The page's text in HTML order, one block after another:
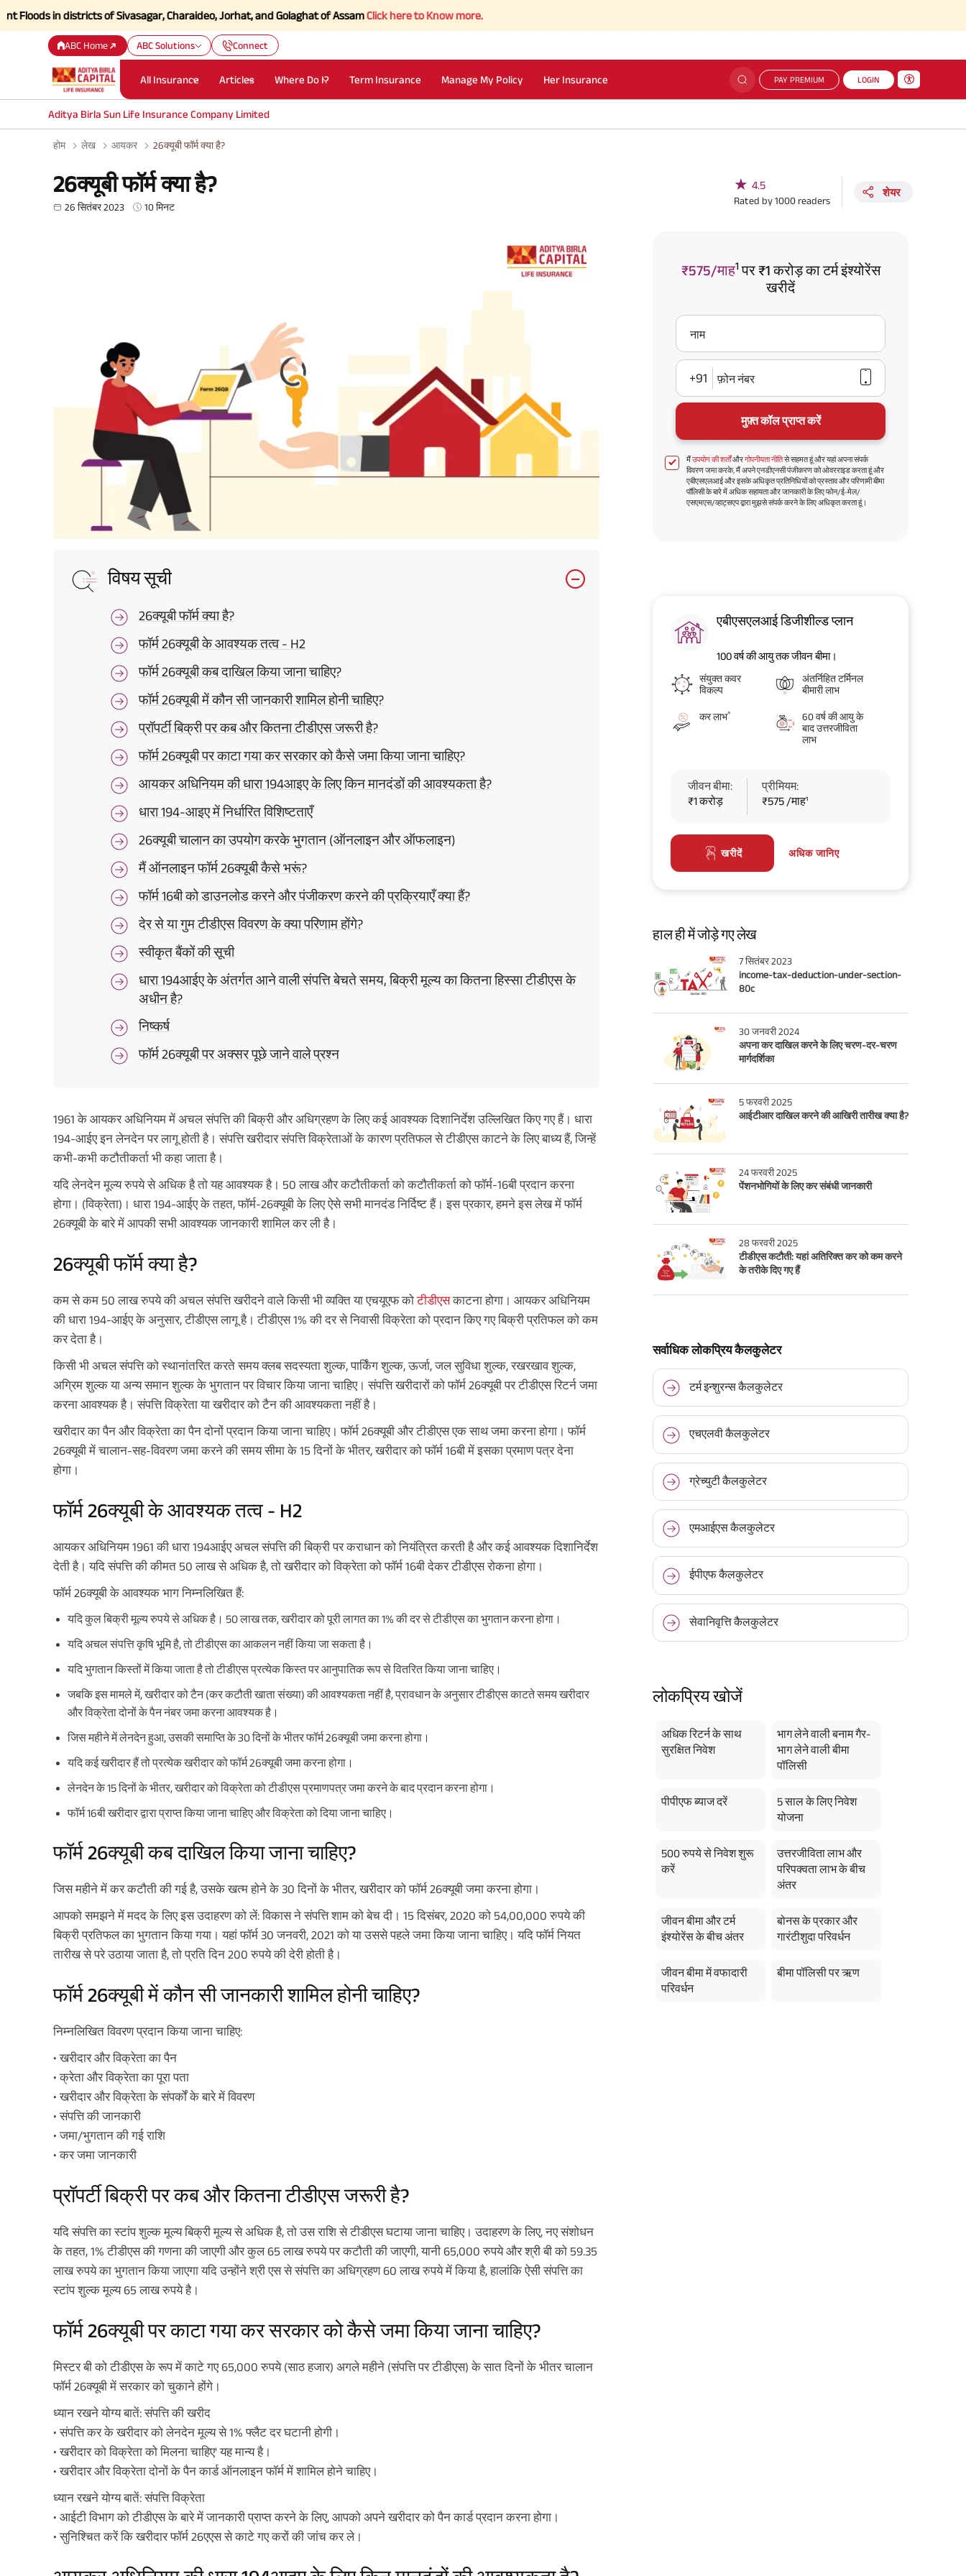
districts of Sivasagar, Charaideo, Jorhat, and Golaghat of AssamClick here to Know more.
ABC Home ABC Solutions Connect
All Insurance Articles Where Do I? Term Insurance Manage My Policy Her Insurance PAY PREMIUM LOGIN
Aditya Birla Sun Life Insurance Company Limited
होम लेख आयकर 26क्यूबी फॉर्म क्या है?
26क्यूबी फॉर्म क्या है?
26 सितंबर 2023 10 मिनट
★ 4.5
Rated by1000 readers
शेयर
विषय सूची
26क्यूबी फॉर्म क्या है?
फॉर्म 26क्यूबी के आवश्यक तत्व - H2
फॉर्म 26क्यूबी कब दाखिल किया जाना चाहिए?
फॉर्म 26क्यूबी में कौन सी जानकारी शामिल होनी चाहिए?
प्रॉपर्टी बिक्री पर कब और कितना टीडीएस जरूरी है?
फॉर्म 26क्यूबी पर काटा गया कर सरकार को कैसे जमा किया जाना चाहिए?
आयकर अधिनियम की धारा 194आइए के लिए किन मानदंडों की आवश्यकता है?
धारा 194-आइए में निर्धारित विशिष्टताएँ
26क्यूबी चालान का उपयोग करके भुगतान (ऑनलाइन और ऑफलाइन)
मैं ऑनलाइन फॉर्म 26क्यूबी कैसे भरूं?
फॉर्म 16बी को डाउनलोड करने और पंजीकरण करने की प्रक्रियाएँ क्या हैं?
देर से या गुम टीडीएस विवरण के क्या परिणाम होंगे?
स्वीकृत बैंकों की सूची
धारा 194आईए के अंतर्गत आने वाली संपत्ति बेचते समय, बिक्री मूल्य का कितना हिस्सा टीडीएस के
अधीन है?
निष्कर्ष
फॉर्म 26क्यूबी पर अक्सर पूछे जाने वाले प्रश्न
1961 के आयकर अधिनियम में अचल संपत्ति की बिक्री और अधिग्रहण के लिए कई आवश्यक दिशानिर्देश उल्लिखित किए गए हैं। धारा
194-आईए इन लेनदेन पर लागू होती है। संपत्ति खरीदार संपत्ति विक्रेताओं के कारण प्रतिफल से टीडीएस काटने के लिए बाध्य हैं, जिन्हें
कभी-कभी कटौतीकर्ता भी कहा जाता है।
यदि लेनदेन मूल्य रुपये से अधिक है तो यह आवश्यक है। 50 लाख और कटौतीकर्ता को कटौतीकर्ता को फॉर्म-16बी प्रदान करना
होगा। (विक्रेता)। धारा 194-आईए के तहत, फॉर्म-26क्यूबी के लिए ऐसे सभी मानदंड निर्दिष्ट हैं। इस प्रकार, हमने इस लेख में फॉर्म
26क्यूबी के बारे में आपकी सभी आवश्यक जानकारी शामिल कर ली है।
26क्यूबी फॉर्म क्या है?
कम से कम 50 लाख रुपये की अचल संपत्ति खरीदने वाले किसी भी व्यक्ति या एचयूएफ कोटीडीएसकाटना होगा। आयकर अधिनियम
की धारा 194-आईए के अनुसार, टीडीएस लागू है। टीडीएस 1% की दर से निवासी विक्रेता को प्रदान किए गए बिक्री प्रतिफल को कम
कर देता है।
किसी भी अचल संपत्ति को स्थानांतरित करते समय क्लब सदस्यता शुल्क, पार्किंग शुल्क, ऊर्जा, जल सुविधा शुल्क, रखरखाव शुल्क,
अग्रिम शुल्क या अन्य समान शुल्क के भुगतान पर विचार किया जाना चाहिए। संपत्ति खरीदारों को फॉर्म 26क्यूबी पर टीडीएस रिटर्न जमा
करना आवश्यक है। संपत्ति विक्रेता या खरीदार को टैन की आवश्यकता नहीं है।
खरीदार का पैन और विक्रेता का पैन दोनों प्रदान किया जाना चाहिए। फॉर्म 26क्यूबी और टीडीएस एक साथ जमा करना होगा। फॉर्म
26क्यूबी में चालान-सह-विवरण जमा करने की समय सीमा के 15 दिनों के भीतर, खरीदार को फॉर्म 16बी में इसका प्रमाण पत्र देना
होगा।
फॉर्म 26क्यूबी के आवश्यक तत्व - H2
आयकर अधिनियम 1961 की धारा 194आईए अचल संपत्ति की बिक्री पर कराधान को नियंत्रित करती है और कई आवश्यक दिशानिर्देश
देती है। यदि संपत्ति की कीमत 50 लाख से अधिक है, तो खरीदार को विक्रेता को फॉर्म 16बी देकर टीडीएस रोकना होगा।
फॉर्म 26क्यूबी के आवश्यक भाग निम्नलिखित हैं:
यदि कुल बिक्री मूल्य रुपये से अधिक है। 50 लाख तक, खरीदार को पूरी लागत का 1% की दर से टीडीएस का भुगतान करना होगा।
यदि अचल संपत्ति कृषि भूमि है, तो टीडीएस का आकलन नहीं किया जा सकता है।
यदि भुगतान किस्तों में किया जाता है तो टीडीएस प्रत्येक किस्त पर आनुपातिक रूप से वितरित किया जाना चाहिए।
जबकि इस मामले में, खरीदार को टैन (कर कटौती खाता संख्या) की आवश्यकता नहीं है, प्रावधान के अनुसार टीडीएस काटते समय खरीदार
और विक्रेता दोनों के पैन नंबर जमा करना आवश्यक है।
जिस महीने में लेनदेन हुआ, उसकी समाप्ति के 30 दिनों के भीतर फॉर्म 26क्यूबी जमा करना होगा।
यदि कई खरीदार हैं तो प्रत्येक खरीदार को फॉर्म 26क्यूबी जमा करना होगा।
लेनदेन के 15 दिनों के भीतर, खरीदार को विक्रेता को टीडीएस प्रमाणपत्र जमा करने के बाद प्रदान करना होगा।
फॉर्म 16बी खरीदार द्वारा प्राप्त किया जाना चाहिए और विक्रेता को दिया जाना चाहिए।
फॉर्म 26क्यूबी कब दाखिल किया जाना चाहिए?
जिस महीने में कर कटौती की गई है, उसके खत्म होने के 30 दिनों के भीतर, खरीदार को फॉर्म 26क्यूबी जमा करना होगा।
आपको समझने में मदद के लिए इस उदाहरण को लें: विकास ने संपत्ति शाम को बेच दी। 15 दिसंबर, 2020 को 54,00,000 रुपये की
बिक्री प्रतिफल का भुगतान किया गया। यहां फॉर्म 30 जनवरी, 2021 को या उससे पहले जमा किया जाना चाहिए। यदि फॉर्म नियत
तारीख से परे उठाया जाता है, तो प्रति दिन 200 रुपये की देरी होती है।
फॉर्म 26क्यूबी में कौन सी जानकारी शामिल होनी चाहिए?
निम्नलिखित विवरण प्रदान किया जाना चाहिए:
• खरीदार और विक्रेता का पैन
• क्रेता और विक्रेता का पूरा पता
• खरीदार और विक्रेता के संपर्कों के बारे में विवरण
• संपत्ति की जानकारी
• जमा/भुगतान की गई राशि
• कर जमा जानकारी
प्रॉपर्टी बिक्री पर कब और कितना टीडीएस जरूरी है?
यदि संपत्ति का स्टांप शुल्क मूल्य बिक्री मूल्य से अधिक है, तो उस राशि से टीडीएस घटाया जाना चाहिए। उदाहरण के लिए, नए संशोधन
के तहत, 1% टीडीएस की गणना की जाएगी और कुल 65 लाख रुपये पर कटौती की जाएगी, यानी 65,000 रुपये और श्री बी को 59.35
लाख रुपये का भुगतान किया जाएगा यदि उन्होंने श्री एस से संपत्ति का अधिग्रहण 60 लाख रुपये में किया है, हालांकि ऐसी संपत्ति का
स्टांप शुल्क मूल्य 65 लाख रुपये है।
फॉर्म 26क्यूबी पर काटा गया कर सरकार को कैसे जमा किया जाना चाहिए?
मिस्टर बी को टीडीएस के रूप में काटे गए 65,000 रुपये (साठ हजार) अगले महीने (संपत्ति पर टीडीएस) के सात दिनों के भीतर चालान
फॉर्म 26क्यूबी में सरकार को चुकाने होंगे।
ध्यान रखने योग्य बातें: संपत्ति की खरीद
• संपत्ति कर के खरीदार को लेनदेन मूल्य से 1% फ्लैट दर घटानी होगी।
• खरीदार को विक्रेता को मिलना चाहिए' यह मान्य है।
• खरीदार और विक्रेता दोनों के पैन कार्ड ऑनलाइन फॉर्म में शामिल होने चाहिए।
ध्यान रखने योग्य बातें: संपत्ति विक्रेता
• आईटी विभाग को टीडीएस के बारे में जानकारी प्राप्त करने के लिए, आपको अपने खरीदार को पैन कार्ड प्रदान करना होगा।
• सुनिश्चित करें कि खरीदार फॉर्म 26एएस से काटे गए करों की जांच कर ले।
₹575/माह1 पर ₹1 करोड़ का टर्म इंश्योरेंस
खरीदें
नाम
+91 फ़ोन नंबर
मुफ़्त कॉल प्राप्त करें
मैंउपयोग की शर्तोंऔरगोपनीयता नीतिसे सहमत हूं और यहां अपना संपर्क
विवरण जमा करके, मैं अपने एनडीएनसी पंजीकरण को ओवरराइड करता हूं और
एबीएसएलआई और इसके अधिकृत प्रतिनिधियों को प्रस्ताव और परिणामी बीमा
पॉलिसी के बारे में अधिक सहायता और जानकारी के लिए फोन/ई-मेल/
एसएमएस/व्हाट्सएप द्वारा मुझसे संपर्क करने के लिए अधिकृत करता हूं।
एबीएसएलआई डिजीशील्ड प्लान
100 वर्ष की आयु तक जीवन बीमा।
संयुक्त कवर
विकल्प
अंतर्निहित टर्मिनल
बीमारी लाभ
कर लाभ^
60 वर्ष की आयु के
बाद उत्तरजीविता
लाभ
जीवन बीमा:
₹1 करोड़
प्रीमियम:
₹575 /माह¹
खरीदें अधिक जानिए
हाल ही में जोड़े गए लेख
7 सितंबर 2023
income-tax-deduction-under-section-
80c
30 जनवरी 2024
अपना कर दाखिल करने के लिए चरण-दर-चरण
मार्गदर्शिका
5 फरवरी 2025
आईटीआर दाखिल करने की आखिरी तारीख क्या है?
24 फरवरी 2025
पेंशनभोगियों के लिए कर संबंधी जानकारी
28 फरवरी 2025
टीडीएस कटौती: यहां अतिरिक्त कर को कम करने
के तरीके दिए गए हैं
सर्वाधिक लोकप्रिय कैलकुलेटर
टर्म इन्शुरन्स कैलकुलेटर
एचएलवी कैलकुलेटर
ग्रेच्युटी कैलकुलेटर
एमआईएस कैलकुलेटर
ईपीएफ कैलकुलेटर
सेवानिवृत्ति कैलकुलेटर
लोकप्रिय खोजें
अधिक रिटर्न के साथ
सुरक्षित निवेश
भाग लेने वाली बनाम गैर-
भाग लेने वाली बीमा
पॉलिसी
पीपीएफ ब्याज दरें
5 साल के लिए निवेश
योजना
500 रुपये से निवेश शुरू
करें
उत्तरजीविता लाभ और
परिपक्वता लाभ के बीच
अंतर
जीवन बीमा और टर्म
इंश्योरेंस के बीच अंतर
बोनस के प्रकार और
गारंटीशुदा परिवर्धन
जीवन बीमा में वफादारी
परिवर्धन
बीमा पॉलिसी पर ऋण